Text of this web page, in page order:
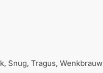
Snug, Tragus, Wenkbrauw